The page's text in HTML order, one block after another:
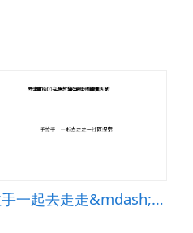
手拉手一起去走走&mdash;社區探索